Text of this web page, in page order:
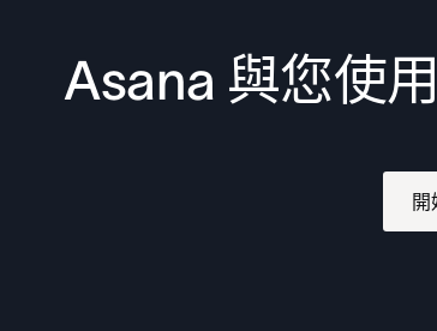
Asana 與您使
開